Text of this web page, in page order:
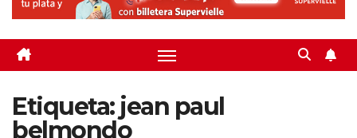
Etiqueta: jean paul
belmondo